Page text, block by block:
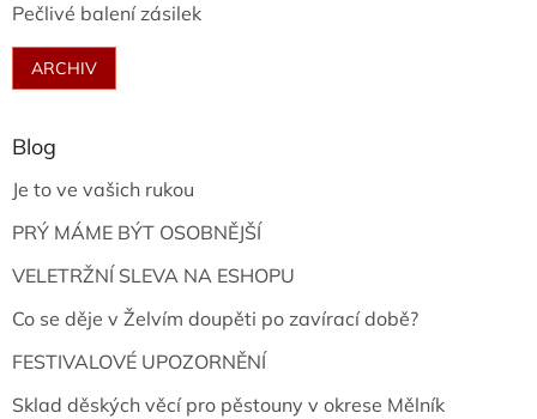
Pečlivé balení zásilek
ARCHIV
Blog
Je to ve vašich rukou
PRÝ MÁME BÝT OSOBNĚJŠÍ
VELETRŽNÍ SLEVA NA ESHOPU
Co se děje v Želvím doupěti po zavírací době?
FESTIVALOVÉ UPOZORNĚNÍ
Sklad děských věcí pro pěstouny v okrese Mělník